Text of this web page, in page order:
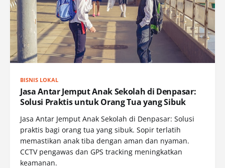
BISNIS LOKAL
Jasa Antar Jemput Anak Sekolah di Denpasar:
Solusi Praktis untuk Orang Tua yang Sibuk
Jasa Antar Jemput Anak Sekolah di Denpasar: Solusi
praktis bagi orang tua yang sibuk. Sopir terlatih
memastikan anak tiba dengan aman dan nyaman.
CCTV pengawas dan GPS tracking meningkatkan
keamanan.